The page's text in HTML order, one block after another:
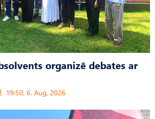
organizē debates ar
19:50, 6. Aug, 2026